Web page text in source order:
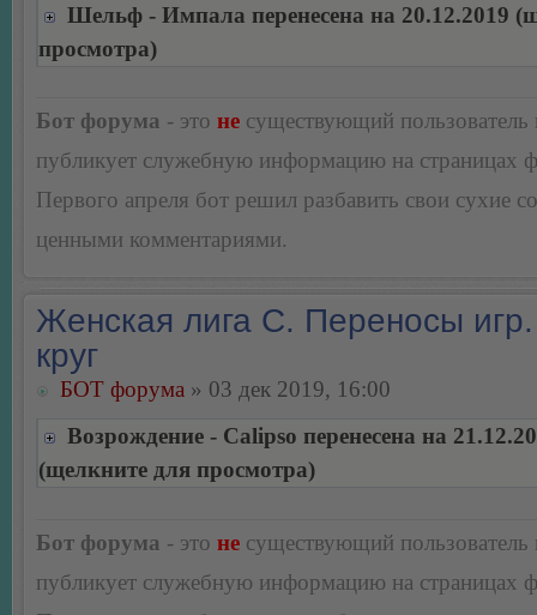
Шельф - Импала перенесена на 20.12.2019
просмотра)
Бот форума - это не существующий пользователь
публикует служебную информацию на страницах
Первого апреля бот решил разбавить свои сухие
ценными комментариями.
Женская лига С. Переносы
круг
БОТ форума » 03 дек 2019, 16:00
Возрождение - Calipso перенесена на
(щелкните для просмотра)
Бот форума - это не существующий пользователь
публикует служебную информацию на страницах